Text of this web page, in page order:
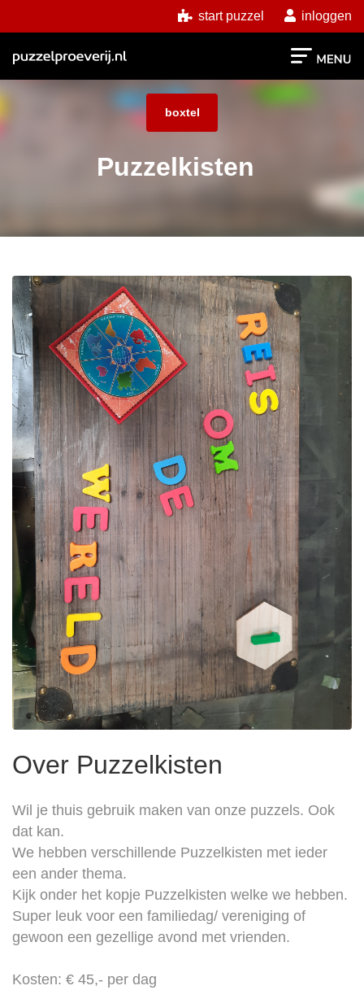
start puzzel inloggen
boxtel
Puzzelkisten
Over Puzzelkisten
Wil je thuis gebruik maken van onze puzzels. Ook
dat kan.
We hebben verschillende Puzzelkisten met ieder
een ander thema.
Kijk onder het kopje Puzzelkisten welke we hebben.
Super leuk voor een familiedag/ vereniging of
gewoon een gezellige avond met vrienden.
Kosten: € 45,- per dag